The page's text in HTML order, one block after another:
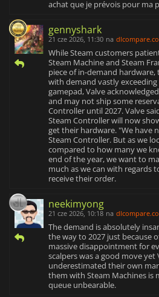
achat que je prévois pour ma
gennyshark
21 cze 2026, 11:30 na
While Steam customers
Steam Machine and Steam
piece of in-demand
with demand vastly
gamepad, Valve
and may not ship some
Controller until 2027. Valve
Steam Controller will now
get their hardware. "We have
Steam Controller. But as we
compared to how many we
end of the year, we want to
much as we can with regards
receive their order.
neekimyong
21 cze 2026, 10:18 na
The demand is absolutely
the way to 2027 just because
massive disappointment for
scalpers was a good move yet
underestimated their own
them with Steam Machines is
queue unbearable.